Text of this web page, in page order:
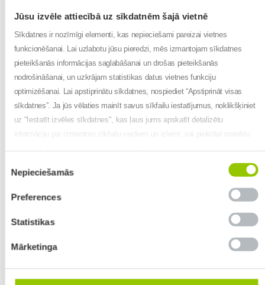
Jūsu izvēle attiecībā uz sīkdatnēm šajā vietnē
Sīkdatnes ir nozīmīgi elementi, kas nepieciešami pareizai vietnes
funkcionēšanai. Lai uzlabotu jūsu pieredzi, mēs izmantojam sīkdatnes
pieteikšanās informācijas saglabāšanai un drošas pieteikšanās
nodrošināšanai, un uzkrājam statistikas datus vietnes funkciju
optimizēšanai. Lai apstiprinātu sīkdatnes, nospiediet “Apstiprināt visas
sīkdatnes”. Ja jūs vēlaties mainīt savus sīkfailu iestatījumus, noklikšķiniet
uz "Iestatīt izvēles sīkdatnes", kas ļaus jums apskatīt detalizētu
informāciju par izmantoto sīkfailu veidiem un izlemt, vai piekrītat noteiktu
Piekrišanas
izvēle
Nepieciešamās
Preferences
Statistikas
Mārketinga
Ceturtdiena: 9:00 - 18:00
Sestdiena: 9:00 - 13:00
Svētdiena: Slēgts
Kā nokļūt?
+